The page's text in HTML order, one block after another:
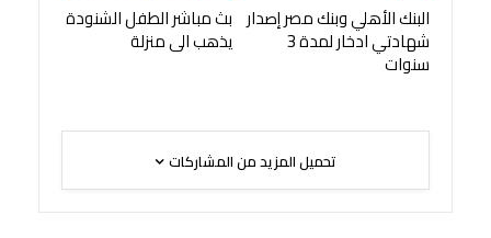
البنك الأهلي وبنك مصر إصدار
شهادتي ادخار لمدة 3
سنوات
بث مباشر الطفل الشنودة
يذهب الى منزلة
تحميل المزيد من المشاركات